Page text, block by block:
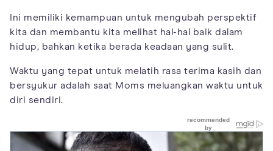
Ini memiliki kemampuan untuk mengubah perspektif
kita dan membantu kita melihat hal-hal baik dalam
hidup, bahkan ketika berada keadaan yang sulit.
Waktu yang tepat untuk melatih rasa terima kasih dan
bersyukur adalah saat Moms meluangkan waktu untuk
diri sendiri.